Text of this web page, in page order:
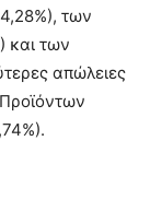
των
και των
απώλειες